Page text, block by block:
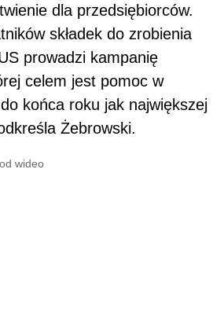
dla przedsiębiorców.
składek do zrobienia
prowadzi kampanię
celem jest pomoc w
końca roku jak największej
Żebrowski.
wideo